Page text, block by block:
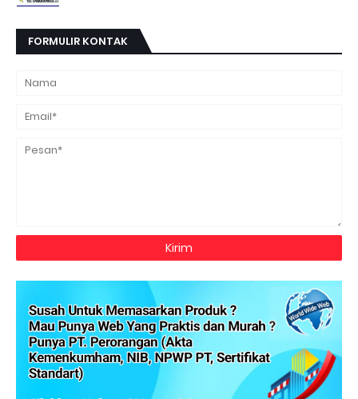
FORMULIR KONTAK